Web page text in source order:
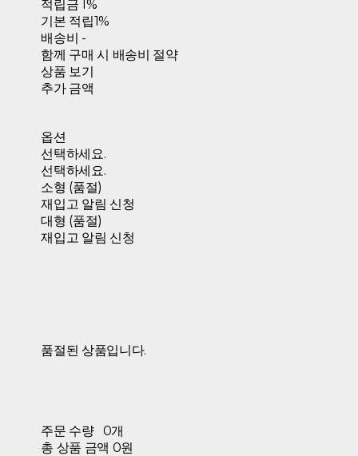
적립금 1%
기본 적립1%
배송비 -
함께 구매 시 배송비 절약
상품 보기
추가 금액
옵션
선택하세요.
선택하세요.
소형 (품절)
재입고 알림 신청
대형 (품절)
재입고 알림 신청
품절된 상품입니다.
주문 수량
0개
총 상품 금액 0원